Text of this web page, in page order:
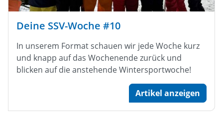
Deine SSV-Woche #10
In unserem Format schauen wir jede Woche kurz
und knapp auf das Wochenende zurück und
blicken auf die anstehende Wintersportwoche!
Artikel anzeigen